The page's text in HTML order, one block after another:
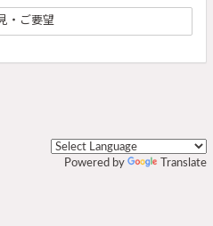
・ご要望
Powered by Translate